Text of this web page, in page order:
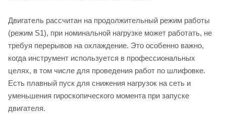
Двигатель рассчитан на продолжительный режим работы
(режим S1), при номинальной нагрузке может работать, не
требуя перерывов на охлаждение. Это особенно важно,
когда инструмент используется в профессиональных
целях, в том числе для проведения работ по шлифовке.
Есть плавный пуск для снижения нагрузок на сеть и
уменьшения гироскопического момента при запуске
двигателя.